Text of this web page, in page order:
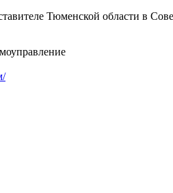
Тюменской области в